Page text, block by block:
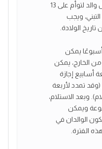
إجازة والدي التوائم: يحصل كل والد لتوأم على 13
ويجب
الولادة.
التبني: يحق للوالدين 32 أسبوعًا يمكن
من الخارج، يمكن
أسابيع إجازة
تمدد لأربعة
وبعد الاستلام،
مدفوعة ويمكن
الوالدان في
الفترة.